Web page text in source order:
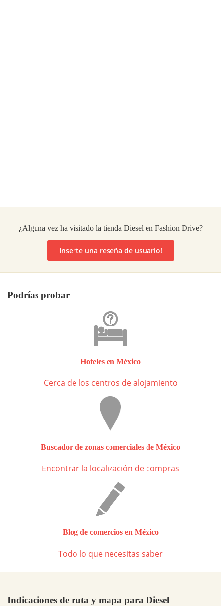
¿Alguna vez ha visitado la tienda Diesel en Fashion Drive?
Inserte una reseña de usuario!
Podrías probar
Hoteles en México
Cerca de los centros de alojamiento
Buscador de zonas comerciales de México
Encontrar la localización de compras
Blog de comercios en México
Todo lo que necesitas saber
Indicaciones de ruta y mapa para Diesel